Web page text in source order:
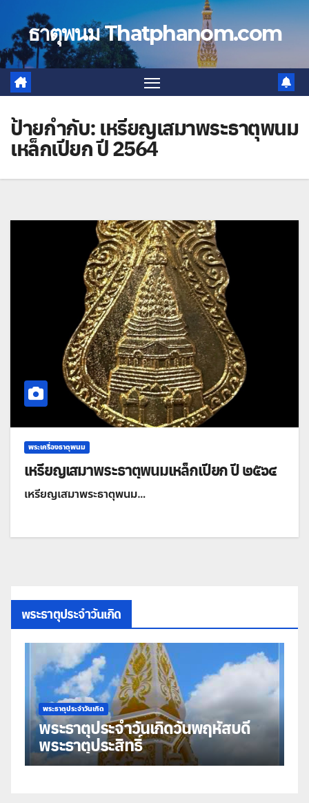
contentธาตุพนม Thatphanom.com
ป้ายกำกับ:เหรียญเสมาพระธาตุพนม
เหล็กเปียก ปี 2564
พระเครื่องธาตุพนม
เหรียญเสมาพระธาตุพนมเหล็กเปียก ปี ๒๕๖๔
เหรียญเสมาพระธาตุพนม…
พระธาตุประจำวันเกิด
พระธาตุประจำวันเกิด
พระธาตุประจำวันเกิดวันพฤหัสบดี
พระธาตุประสิทธิ์